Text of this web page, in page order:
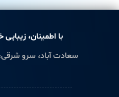
با اطمینان، زیبایی
سعادت آباد، سرو شرقی، پلاک